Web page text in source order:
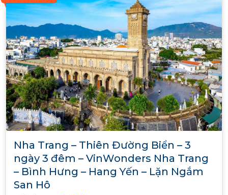
Nha Trang – Thiên Đường Biển – 3
ngày 3 đêm – VinWonders Nha Trang
– Bình Hưng – Hang Yến – Lặn Ngắm
San Hô